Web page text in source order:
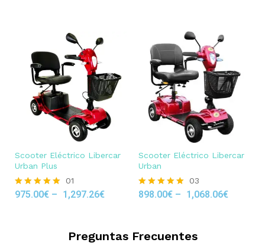
Scooter Eléctrico Libercar
Urban Plus
Rated
01
975.00€ – 1,297.26€
Scooter Eléctrico Libercar
Urban
Rated
03
898.00€ – 1,068.06€
Preguntas Frecuentes